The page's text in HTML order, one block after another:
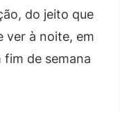
do jeito que
ver à noite, em
de semana